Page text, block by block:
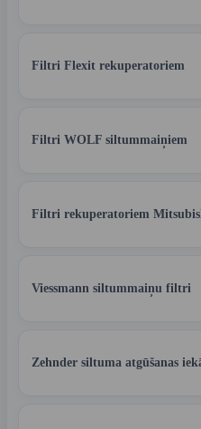
Filtri Flexit rekuperatoriem
Filtri WOLF siltummaiņiem
Filtri rekuperatoriem
Viessmann siltummaiņu filtri
Zehnder siltuma atgūšanas